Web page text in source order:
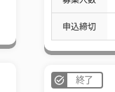
申込締切
終了